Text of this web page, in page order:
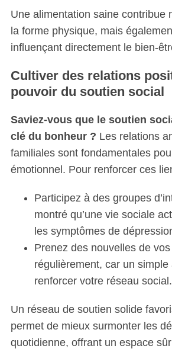
Une alimentation saine contribue
la forme physique, mais
influençant directement le bien-
Cultiver des relations
pouvoir du soutien social
Saviez-vous que le soutien
clé du bonheur ? Les relations
familiales sont fondamentales
émotionnel. Pour renforcer ces
Participez à des groupes
montré qu’une vie sociale
les symptômes de
Prenez des nouvelles de
régulièrement, car un simple
renforcer votre réseau social.
Un réseau de soutien solide
permet de mieux surmonter les
quotidienne, offrant un espace